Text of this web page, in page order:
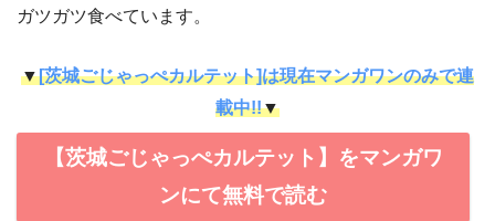
ガツガツ食べています。
▼[茨城ごじゃっぺカルテット]は現在マンガワンのみで連
載中!!▼
【茨城ごじゃっぺカルテット】をマンガワ
ンにて無料で読む